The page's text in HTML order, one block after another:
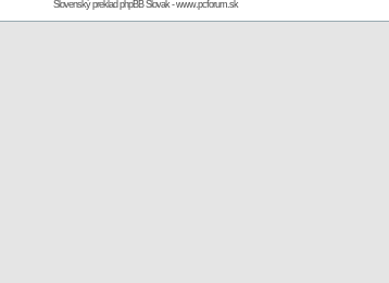
Slovenský preklad phpBB Slovak-www.pcforum.sk